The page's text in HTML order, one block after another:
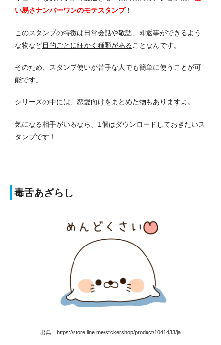
い易さナンバーワンのモテスタンプ！
このスタンプの特徴は日常会話や敬語、即返事ができるよう
な物など目的ごとに細かく種類がある ことなんです。
そのため、スタンプ使いが苦手な人でも簡単に使うことが可
能です。
シリーズの中には、恋愛向けをまとめた物もありますよ。
気になる相手がいるなら、1個はダウンロードしておきたいス
タンプです！
毒舌あざらし
出典：https://store.line.me/stickershop/product/1041433/ja